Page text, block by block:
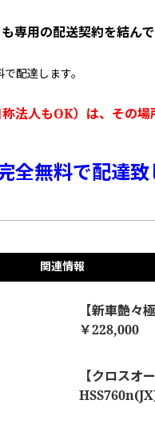
専用の配送契約を結んで
配達します。
法人もOK）は、その場
無料で配達致
関連情報
【新車艶々
￥228,000
【クロスオ